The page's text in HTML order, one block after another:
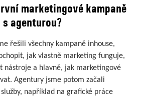
marketingové kampaně
s agenturou?
řešili všechny kampaně inhouse,
jak vlastně marketing funguje,
nástroje a hlavně, jak marketingové
Agentury jsme potom začali
například na grafické práce